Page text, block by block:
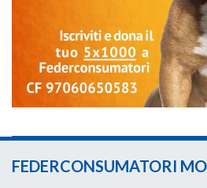
FEDERCONSUMATORI